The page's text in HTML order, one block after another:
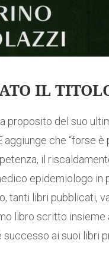
IL
proposito del suo
che “forse
il
epidemiologo in
tanti libri pubblicati,
libro scritto insieme
ai suoi libri